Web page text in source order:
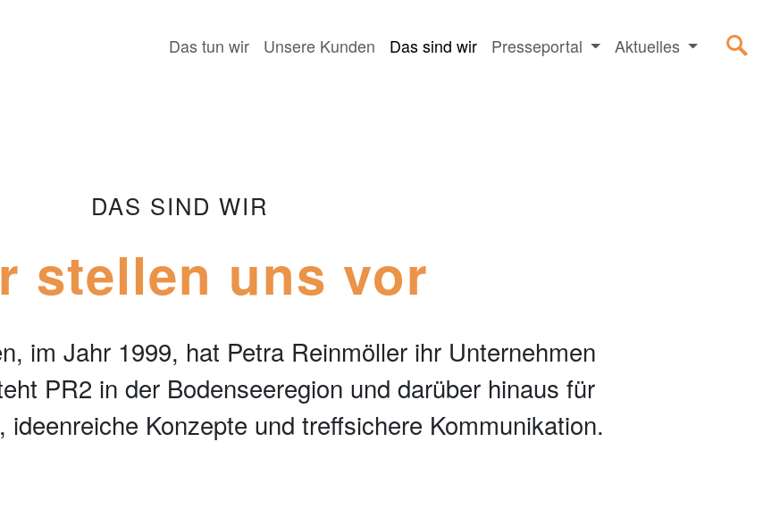
Das tun wir Unsere Kunden Das sind wir Presseportal Aktuelles
DAS SIND WIR
stellen uns vor
im Jahr 1999, hat Petra Reinmöller ihr Unternehmen
PR2 in der Bodenseeregion und darüber hinaus für
ideenreiche Konzepte und treffsichere Kommunikation.